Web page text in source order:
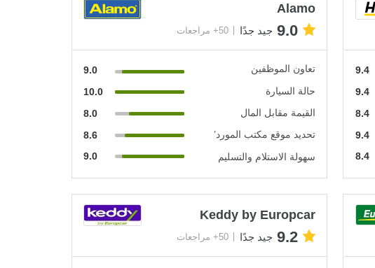
9.4
9.4
8.4
9.4
8.4
Alamo
9.0 جيد جدًا 50+ مراجعات
تعاون الموظفين
9.0
حالة السيارة
10.0
القيمة مقابل المال
8.0
تحديد موقع مكتب المورد’
8.6
سهولة الاستلام والتسليم
9.0
Keddy by Europcar
9.2 جيد جدًا 50+ مراجعات